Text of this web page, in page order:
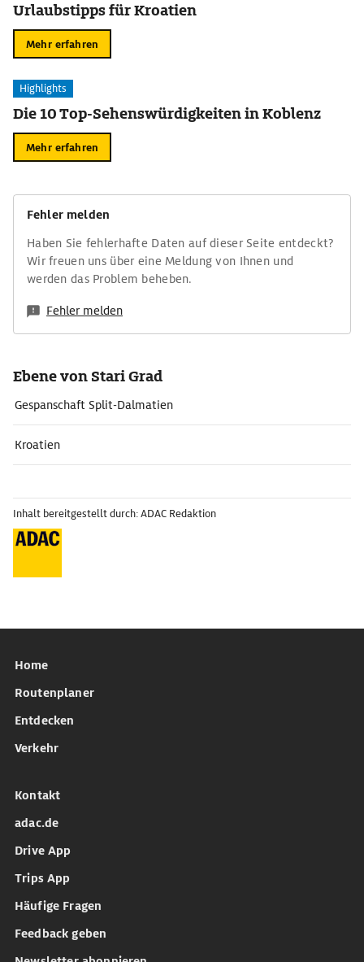
Urlaubstipps für Kroatien
Mehr erfahren
Highlights
Die 10 Top-Sehenswürdigkeiten in Koblenz
Mehr erfahren
Fehler melden
Haben Sie fehlerhafte Daten auf dieser Seite entdeckt?
Wir freuen uns über eine Meldung von Ihnen und
werden das Problem beheben.
Fehler melden
Ebene von Stari Grad
Gespanschaft Split-Dalmatien
Kroatien
Inhalt bereitgestellt durch: ADAC Redaktion
Home
Routenplaner
Entdecken
Verkehr
Kontakt
adac.de
Drive App
Trips App
Häufige Fragen
Feedback geben